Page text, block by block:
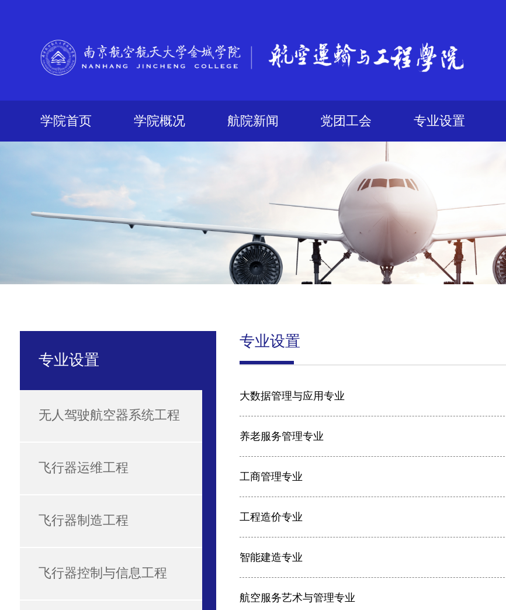
学院首页 学院概况 航院新闻 党团工会 专业设置
专业设置
无人驾驶航空器系统工程
飞行器运维工程
飞行器制造工程
飞行器控制与信息工程
专业设置
大数据管理与应用专业
养老服务管理专业
工商管理专业
工程造价专业
智能建造专业
航空服务艺术与管理专业